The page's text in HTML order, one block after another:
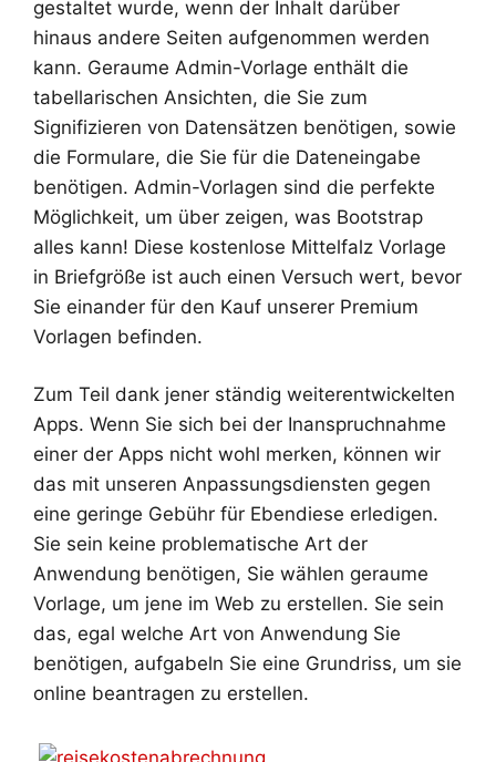
gestaltet wurde, wenn der Inhalt darüber
hinaus andere Seiten aufgenommen werden
kann. Geraume Admin-Vorlage enthält die
tabellarischen Ansichten, die Sie zum
Signifizieren von Datensätzen benötigen, sowie
die Formulare, die Sie für die Dateneingabe
benötigen. Admin-Vorlagen sind die perfekte
Möglichkeit, um über zeigen, was Bootstrap
alles kann! Diese kostenlose Mittelfalz Vorlage
in Briefgröße ist auch einen Versuch wert, bevor
Sie einander für den Kauf unserer Premium
Vorlagen befinden.
Zum Teil dank jener ständig weiterentwickelten
Apps. Wenn Sie sich bei der Inanspruchnahme
einer der Apps nicht wohl merken, können wir
das mit unseren Anpassungsdiensten gegen
eine geringe Gebühr für Ebendiese erledigen.
Sie sein keine problematische Art der
Anwendung benötigen, Sie wählen geraume
Vorlage, um jene im Web zu erstellen. Sie sein
das, egal welche Art von Anwendung Sie
benötigen, aufgabeln Sie eine Grundriss, um sie
online beantragen zu erstellen.